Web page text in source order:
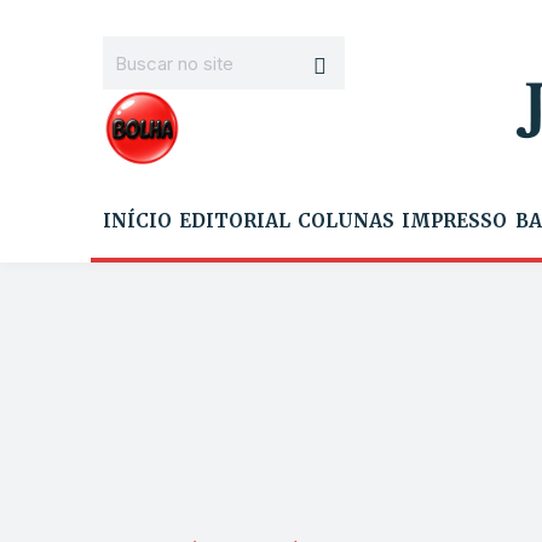
INÍCIO EDITORIAL COLUNAS IMPRESSO